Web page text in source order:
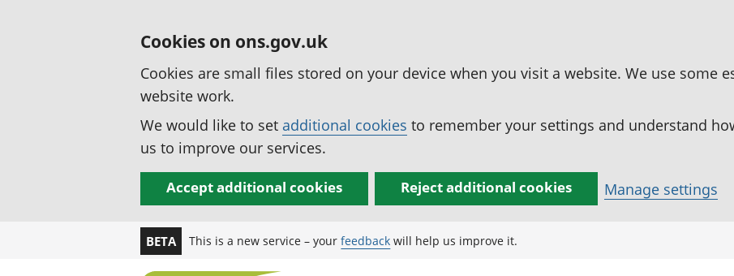
Cookies on ons.gov.uk
Cookies are small files stored on your device when you visit a website. We use some
website work.
We would like to set additional cookies to remember your settings and understand
us to improve our services.
Accept additional cookies Reject additional cookies Manage settings
BETA This is a new service – yourfeedback will help us improve it.